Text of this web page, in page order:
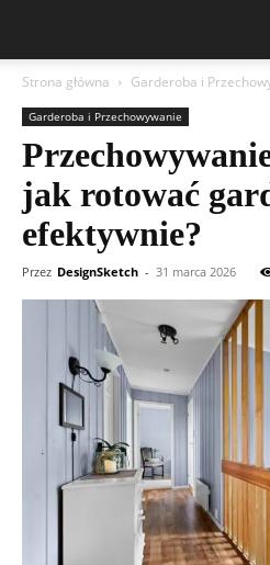
Strona główna Garderoba i
Garderoba i Przechowywanie
jak rotować
efektywnie?
Przez DesignSketch - 31 marca 2026